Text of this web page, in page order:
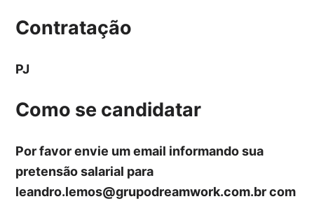
Contratação
PJ
Como se candidatar
Por favor envie um email informando sua
pretensão salarial para
leandro.lemos@grupodreamwork.com.brcom